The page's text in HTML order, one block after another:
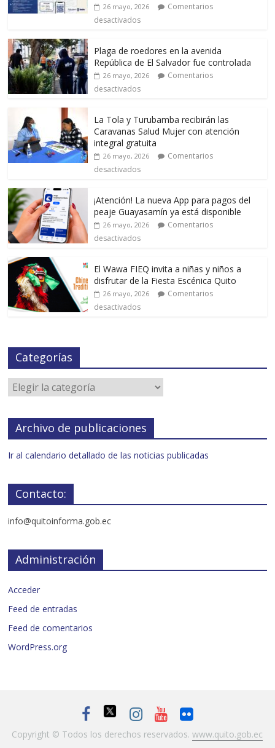
26 mayo, 2026
Comentarios
desactivados
Plaga de roedores en la avenida
República de El Salvador fue controlada
26 mayo, 2026
Comentarios
desactivados
La Tola y Turubamba recibirán las
Caravanas Salud Mujer con atención
integral gratuita
26 mayo, 2026
Comentarios
desactivados
¡Atención! La nueva App para pagos del
peaje Guayasamín ya está disponible
26 mayo, 2026
Comentarios
desactivados
El Wawa FIEQ invita a niñas y niños a
disfrutar de la Fiesta Escénica Quito
26 mayo, 2026
Comentarios
desactivados
Categorías
Archivo de publicaciones
Ir al calendario detallado de las noticias publicadas
Contacto:
info@quitoinforma.gob.ec
Administración
Acceder
Feed de entradas
Feed de comentarios
WordPress.org
Copyright © Todos los derechos reservados.www.quito.gob.ec